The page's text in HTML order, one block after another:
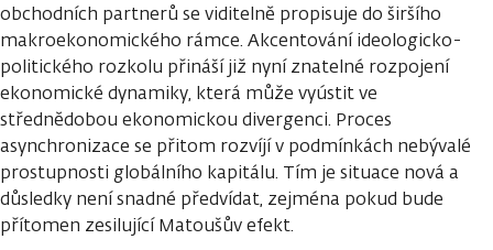
obchodních partnerů se viditelně propisuje do širšího
makroekonomického rámce. Akcentování ideologicko-
politického rozkolu přináší již nyní znatelné rozpojení
ekonomické dynamiky, která může vyústit ve
střednědobou ekonomickou divergenci. Proces
asynchronizace se přitom rozvíjí v podmínkách nebývalé
prostupnosti globálního kapitálu. Tím je situace nová a
důsledky není snadné předvídat, zejména pokud bude
přítomen zesilující Matoušův efekt.